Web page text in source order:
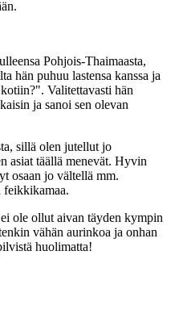
Pohjois-Thaimaasta,
hän puhuu lastensa kanssa ja
Valitettavasti hän
ja sanoi sen olevan
sillä olen jutellut jo
asiat täällä menevät. Hyvin
osaan jo vältellä mm.
ole ollut aivan täyden kympin
vähän aurinkoa ja onhan
huolimatta!